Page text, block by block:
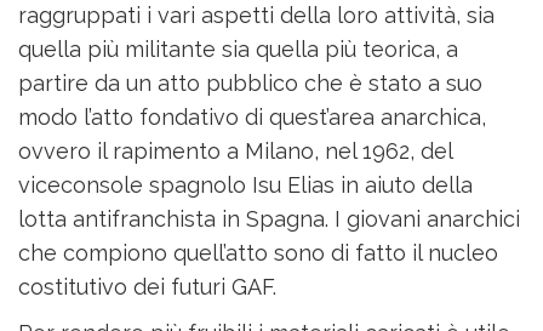
raggruppati i vari aspetti della loro attività, sia
quella più militante sia quella più teorica, a
partire da un atto pubblico che è stato a suo
modo l’atto fondativo di quest’area anarchica,
ovvero il rapimento a Milano, nel 1962, del
viceconsole spagnolo Isu Elias in aiuto della
lotta antifranchista in Spagna. I giovani anarchici
che compiono quell’atto sono di fatto il nucleo
costitutivo dei futuri GAF.